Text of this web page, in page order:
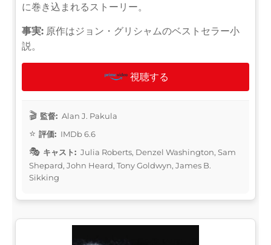
に巻き込まれるストーリー。
事実: 原作はジョン・グリシャムのベストセラー小
説。
視聴する
監督: Alan J. Pakula
評価: IMDb 6.6
キャスト: Julia Roberts, Denzel Washington, Sam
Shepard, John Heard, Tony Goldwyn, James B.
Sikking